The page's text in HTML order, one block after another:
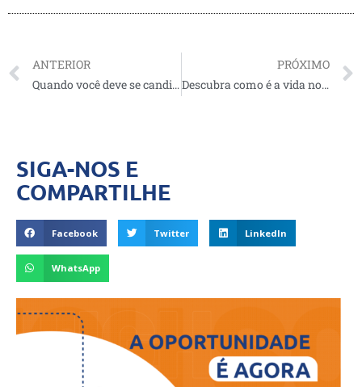
ANTERIOR
Quando você deve se candidatar à faculdade ou universidade dos EUA?
PRÓXIMO
Descubra como é a vida nos Estados Unidos
SIGA-NOS E
COMPARTILHE
Facebook Twitter LinkedIn
WhatsApp